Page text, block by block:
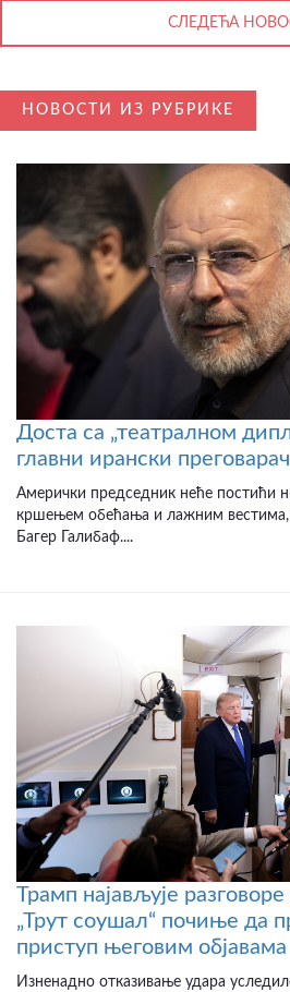
СЛЕДЕЋА
НОВОСТИ ИЗ РУБРИКЕ
Доста са „театралном
главни ирански
Амерички председник неће постићи
кршењем обећања и лажним вестима,
Багер Галибаф....
Трамп најављује
„Трут соушал“ почиње да
приступ његовим објавама
Изненадно отказивање удара